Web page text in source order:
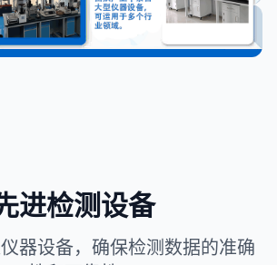
进检测设备
器设备，确保检测数据的准确